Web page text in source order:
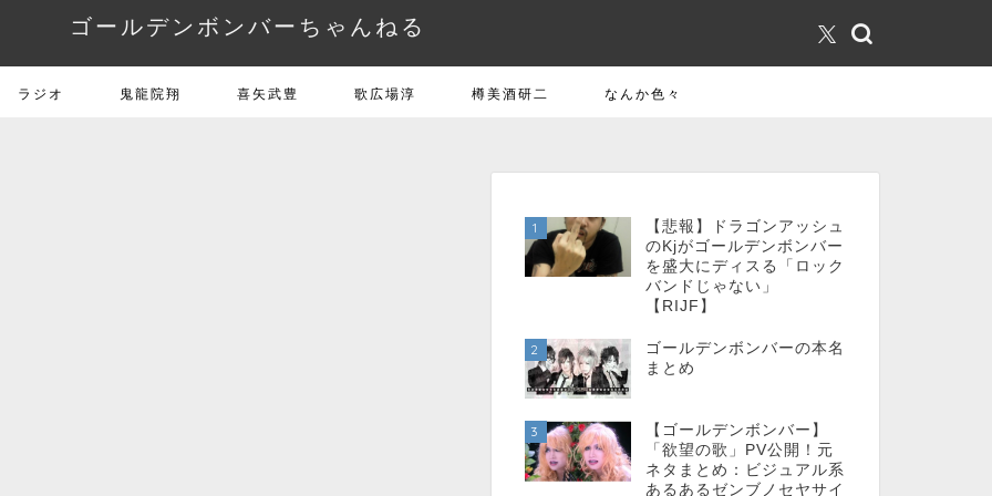
ゴールデンボンバーちゃんねる
ラジオ 鬼龍院翔 喜矢武豊 歌広場淳 樽美酒研二 なんか色々
1
【悲報】ドラゴンアッシュ
のKjがゴールデンボンバー
を盛大にディスる「ロック
バンドじゃない」
【RIJF】
2
ゴールデンボンバーの本名
まとめ
3
【ゴールデンボンバー】
「欲望の歌」PV公開！元
ネタまとめ：ビジュアル系
あるあるゼンブノセヤサイ